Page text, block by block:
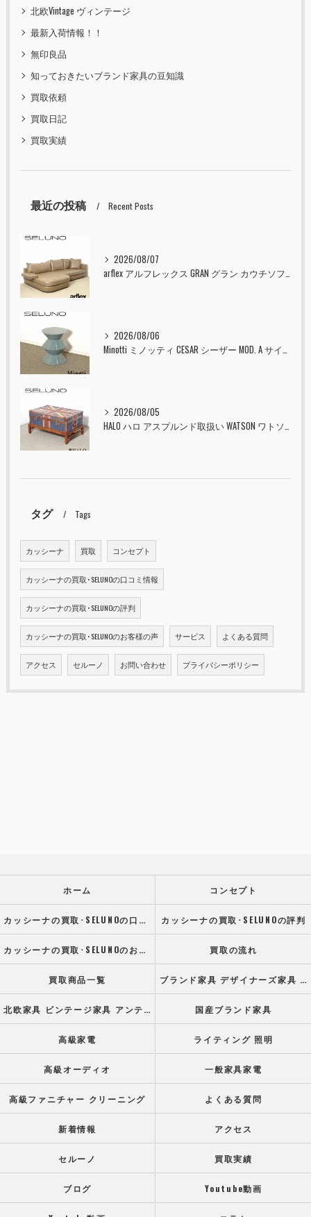
北欧Vintage ヴィンテージ
最新入荷情報！！
無印良品
知っておきたいブランド家具の豆知識
買取依頼
買取日記
買取実績
最近の投稿 Recent Posts
2026/08/07
2026/08/06
2026/08/05
タグ Tags
カッシーナ 買取 コンセプト
カッシーナの買取･SELUNOの口コミ情報
カッシーナの買取･SELUNOの評判
カッシーナの買取･SELUNOのお客様の声 サービス よくある質問
アクセス セルーノ お問い合わせ プライバシーポリシー
ホーム コンセプト
カッシーナの買取･SELUNOの口コミ情報 カッシーナの買取･SELUNOの評判
カッシーナの買取･SELUNOのお客様の声 買取の流れ
買取商品一覧 ブランド家具 デザイナーズ家具 高級オフィス家具
北欧家具 ビンテージ家具 アンティーク家具 国産ブランド家具
高級家電 ライティング 照明
高級オーディオ 一般家具家電
高級ファニチャー クリーニング よくある質問
新着情報 アクセス
セルーノ 買取実績
ブログ Youtube動画